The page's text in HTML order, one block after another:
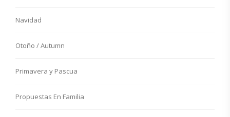
Navidad
Otoño / Autumn
Primavera y Pascua
Propuestas En Familia